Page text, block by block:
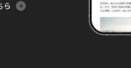
ら